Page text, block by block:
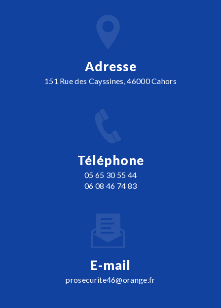
Adresse
151 Rue des Cayssines, 46000 Cahors
Téléphone
05 65 30 55 44
06 08 46 74 83
E-mail
prosecurite46@orange.fr